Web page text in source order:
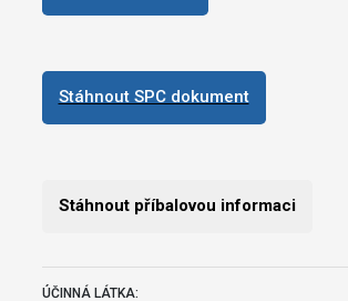
Stáhnout SPC dokument
Stáhnout příbalovou informaci
ÚČINNÁ LÁTKA: